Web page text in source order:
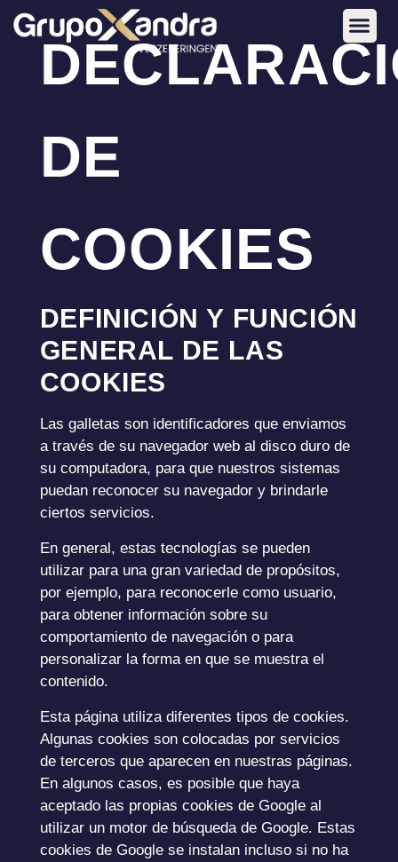
DE
COOKIES
DEFINICIÓN Y FUNCIÓN
GENERAL DE LAS
COOKIES
Las galletas son identificadores que enviamos
a través de su navegador web al disco duro de
su computadora, para que nuestros sistemas
puedan reconocer su navegador y brindarle
ciertos servicios.
En general, estas tecnologías se pueden
utilizar para una gran variedad de propósitos,
por ejemplo, para reconocerle como usuario,
para obtener información sobre su
comportamiento de navegación o para
personalizar la forma en que se muestra el
contenido.
Esta página utiliza diferentes tipos de cookies.
Algunas cookies son colocadas por servicios
de terceros que aparecen en nuestras páginas.
En algunos casos, es posible que haya
aceptado las propias cookies de Google al
utilizar un motor de búsqueda de Google. Estas
cookies de Google se instalan incluso si no ha